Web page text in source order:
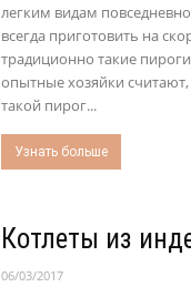
легким видам
всегда приготовить на
традиционно такие
опытные хозяйки
такой пирог...
Узнать больше
Котлеты из
06/03/2017